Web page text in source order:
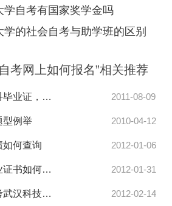
学自考有国家奖学金吗
学的社会自考与助学班的区别
考网上如何报名”相关推荐
武汉科技大学自考本科毕业证，学位证应该加盖什么样的公章？ 2011-08-09
型例举 2010-04-12
如何查询 2012-01-06
武汉科技大学自考毕业证书如何办理 2012-01-31
外省考生来湖北省报考武汉科技大学自考是否需办借考手续 2012-02-14